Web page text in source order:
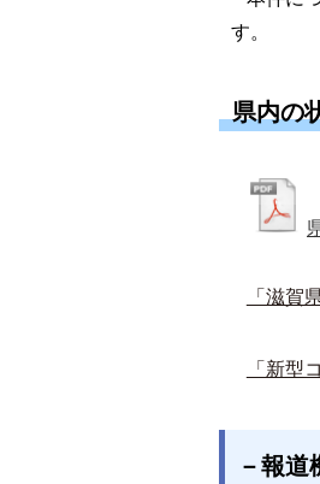
す。
県内の
「滋賀
「新型
－報道